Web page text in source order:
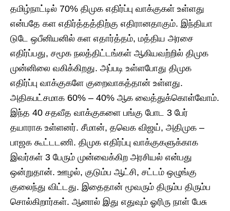
தமிழ்நாட்டில் 70% திமுக எதிர்ப்பு வாக்குகள் உள்ளது
என்பதே கள எதிர்த்தத்திற்கு எதிரானதாகும். இந்தியா
டுடே ஒபீனியனில் கள எதார்த்தம், மத்திய அரசை
எதிர்ப்பது, சமூக நலத்திட்டங்கள் ஆகியவற்றில் திமுக
முன்னிலை வகிக்கிறது. அப்படி உள்ளபோது திமுக
எதிர்ப்பு வாக்குகளே குறைவாகத்தான் உள்ளது.
அதிகபட்சமாக 60% – 40% ஆக வைத்துக்கொள்வோம்.
இந்த 40 சதவீத வாக்குகளை பங்கு போட 3 பேர்
தயாராக உள்ளனர். சீமான், தவெக விஜய், அதிமுக –
பாஜக கூட்டடணி. திமுக எதிர்ப்பு வாக்குகளுக்காக
இவர்கள் 3 பேரும் முன்வைக்கிற அரசியல் என்பது
ஒன்றுதான். ஊழல், குடும்ப ஆட்சி, சட்டம் ஒழுங்கு
குலைந்து விட்டது. இதைதான் மூவரும் திரும்ப திரும்ப
சொல்கிறார்கள். ஆனால் இது எதுவும் ஓரிரு நாள் பேசு